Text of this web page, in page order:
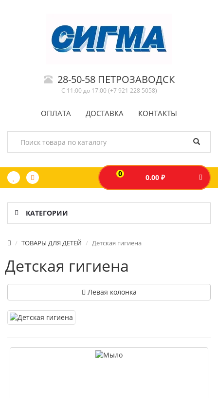
28-50-58 ПЕТРОЗАВОДСК
С 11:00 до 17:00 (+7 921 228 5058)
ОПЛАТА ДОСТАВКА КОНТАКТЫ
0 0.00 ₽
КАТЕГОРИИ
ТОВАРЫ ДЛЯ ДЕТЕЙ Детская гигиена
Детская гигиена
Левая колонка